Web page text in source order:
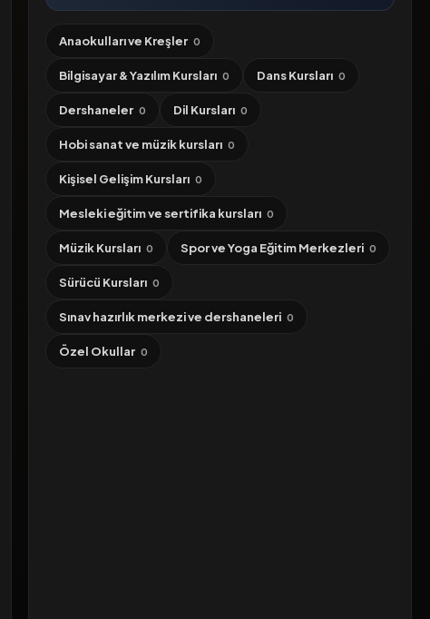
Anaokulları ve Kreşler 0
Bilgisayar & Yazılım Kursları 0 Dans Kursları 0
Dershaneler 0 Dil Kursları 0
Hobi sanat ve müzik kursları 0
Kişisel Gelişim Kursları 0
Mesleki eğitim ve sertifika kursları 0
Müzik Kursları 0 Spor ve Yoga Eğitim Merkezleri 0
Sürücü Kursları 0
Sınav hazırlık merkezi ve dershaneleri 0
Özel Okullar 0